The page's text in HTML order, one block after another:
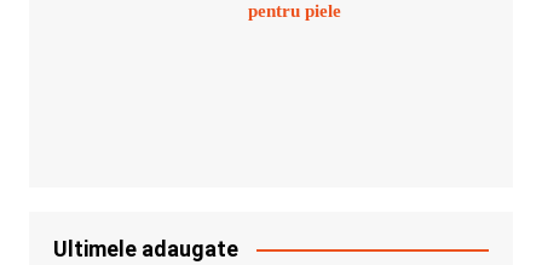
pentru piele
Ultimele adaugate